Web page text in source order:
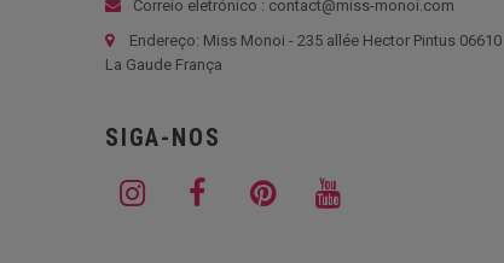
Correio eletrónico : contact@miss-monoi.com
Endereço: Miss Monoi - 235 allée Hector Pintus 06610
La Gaude França
SIGA-NOS